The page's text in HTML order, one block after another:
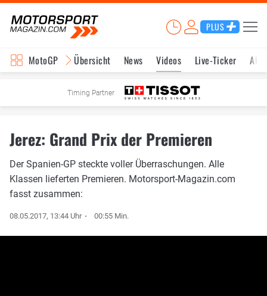
PLUS
MotoGP Übersicht News Videos Live-Ticker
Timing Partner
Jerez: Grand Prix der Premieren
Der Spanien-GP steckte voller Überraschungen. Alle
Klassen lieferten Premieren. Motorsport-Magazin.com
fasst zusammen:
08.05.2017, 13:44 Uhr 00:55 Min.